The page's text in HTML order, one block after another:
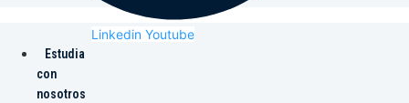
Linkedin Youtube
Estudia
con
nosotros